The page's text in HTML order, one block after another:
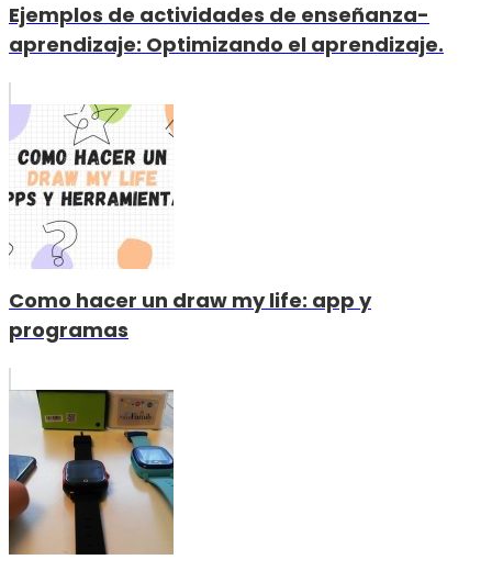
Ejemplos de actividades de enseñanza-
aprendizaje: Optimizando el aprendizaje.
Como hacer un draw my life: app y
programas